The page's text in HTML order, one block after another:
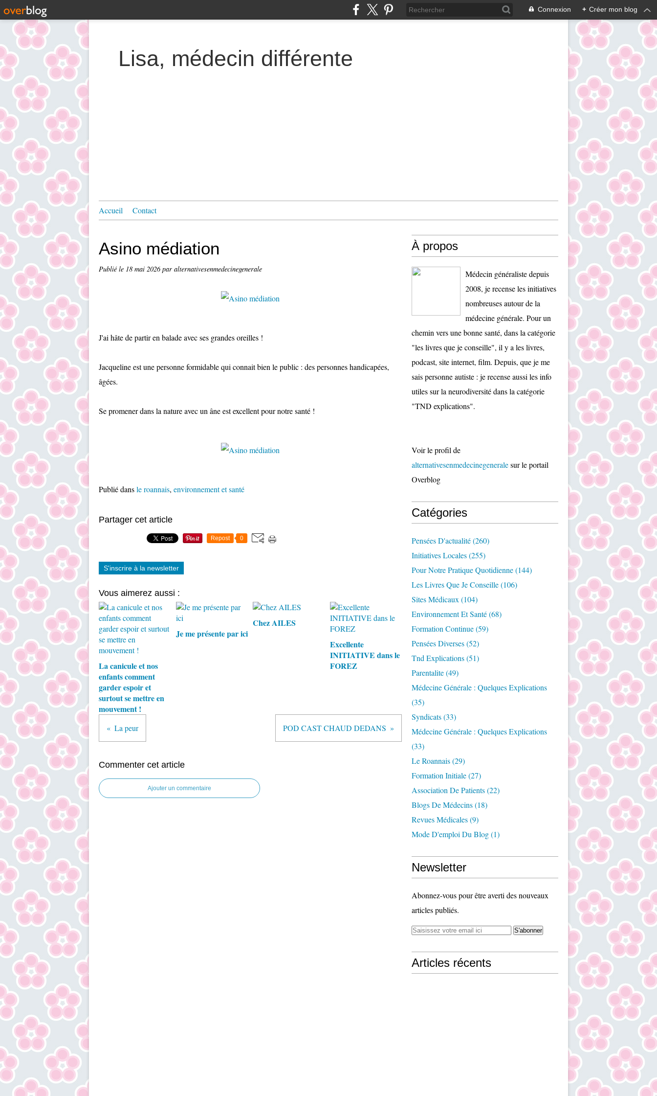
Connexion + Créer mon blog
Lisa, médecin différente
Accueil Contact
Asino médiation
Publié le 18 mai 2026par alternativesenmedecinegenerale
J'ai hâte de partir en balade avec ses grandes oreilles !
Jacqueline est une personne formidable qui connait bien le public : des personnes handicapées,
âgées.
Se promener dans la nature avec un âne est excellent pour notre santé !
Publié dansle roannais, environnement et santé
Partager cet article
Repost 0
S'inscrire à la newsletter
Vous aimerez aussi :
La canicule et nos
enfants comment
garder espoir et
surtout se mettre en
mouvement !
Je me présente par ici
Chez AILES
Excellente
INITIATIVE dans le
FOREZ
La peur POD CAST CHAUD DEDANS
Commenter cet article
Ajouter un commentaire
À propos
Médecin généraliste depuis
2008, je recense les initiatives
nombreuses autour de la
médecine générale. Pour un
chemin vers une bonne santé, dans la catégorie
"les livres que je conseille", il y a les livres,
podcast, site internet, film. Depuis, que je me
sais personne autiste : je recense aussi les info
utiles sur la neurodiversité dans la catégorie
"TND explications".
Voir le profil de
alternativesenmedecinegeneralesur le portail
Overblog
Catégories
Pensées D'actualité(260)
Initiatives Locales(255)
Pour Notre Pratique Quotidienne(144)
Les Livres Que Je Conseille(106)
Sites Médicaux (104)
Environnement Et Santé(68)
Formation Continue(59)
Pensées Diverses(52)
Tnd Explications(51)
Parentalite(49)
Médecine Générale : Quelques Explications
(35)
Syndicats(33)
Médecine Générale : Quelques Explications
(33)
Le Roannais(29)
Formation Initiale(27)
Association De Patients(22)
Blogs De Médecins(18)
Revues Médicales(9)
Mode D'emploi Du Blog(1)
Newsletter
Abonnez-vous pour être averti des nouveaux
articles publiés.
Articles récents